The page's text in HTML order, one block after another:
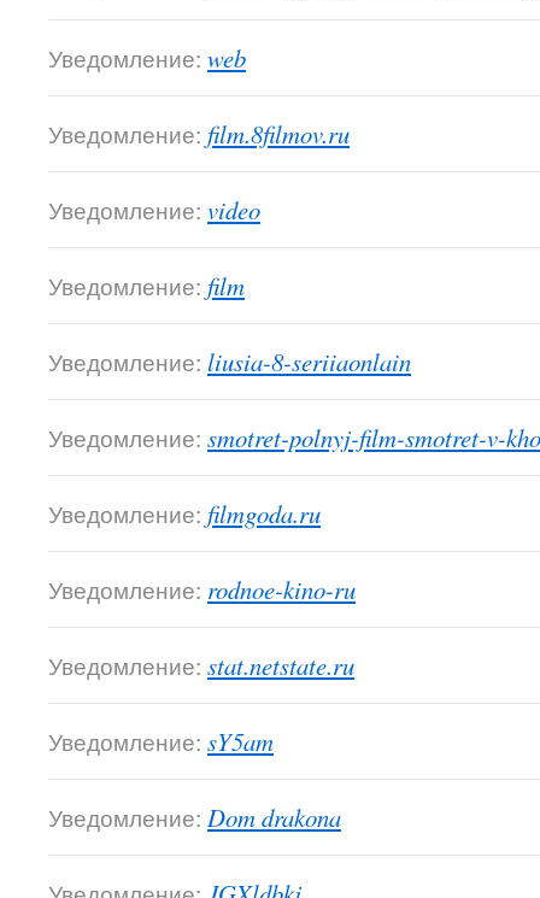
Уведомление: web
Уведомление: film.8filmov.ru
Уведомление: video
Уведомление: film
Уведомление: liusia-8-seriiaonlain
Уведомление: smotret-polnyj-film-smotret-v-
Уведомление: filmgoda.ru
Уведомление: rodnoe-kino-ru
Уведомление: stat.netstate.ru
Уведомление: sY5am
Уведомление: Dom drakona